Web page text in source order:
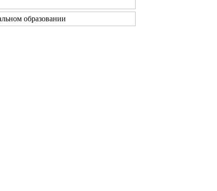
образовании